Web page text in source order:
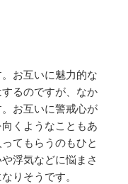
お互いに魅力的な
るのですが、なか
お互いに警戒心が
くようなこともあ
てもらうのもひと
浮気などに悩まさ
りそうです。